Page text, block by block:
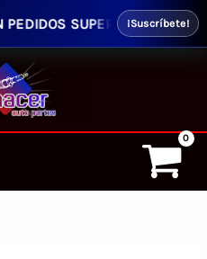
SUPERIORES $50.00 -
¡Suscríbete!